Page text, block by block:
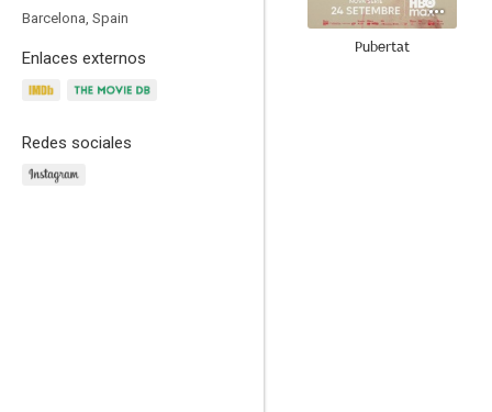
Barcelona, Spain
Enlaces externos
Redes sociales
Pubertat